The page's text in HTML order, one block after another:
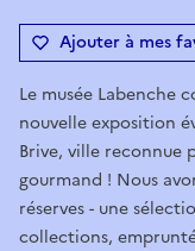
Ajouter à mes
Le musée Labenche
nouvelle exposition
Brive, ville reconnue
gourmand ! Nous
réserves - une
collections,